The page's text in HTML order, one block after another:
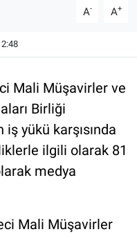
A- A+
Mali Müşavirler ve
Birliği
yükü karşısında
ilgili olarak 81
medya
Mali Müşavirler